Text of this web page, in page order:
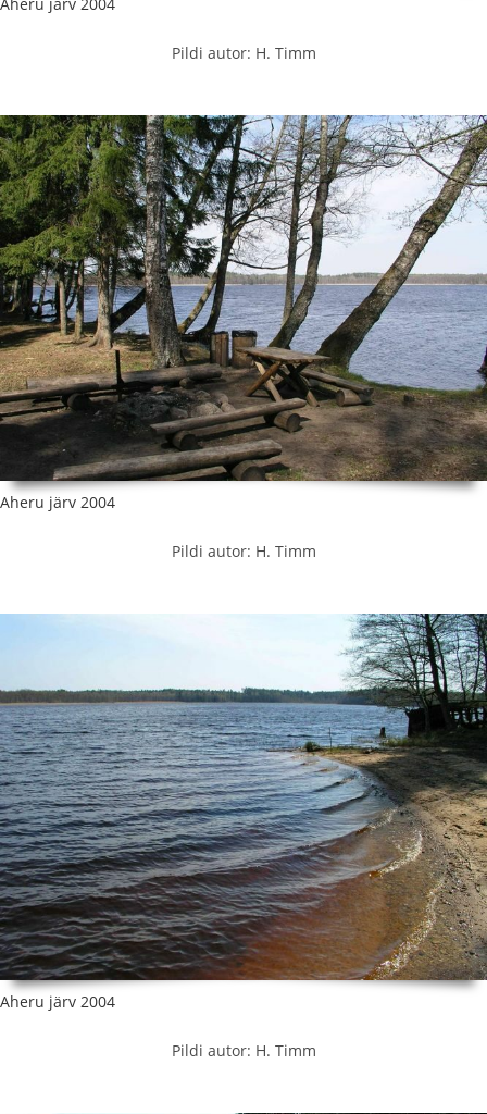
Pildi autor: H. Timm
Aheru järv 2004
Pildi autor: H. Timm
Aheru järv 2004
Pildi autor: H. Timm